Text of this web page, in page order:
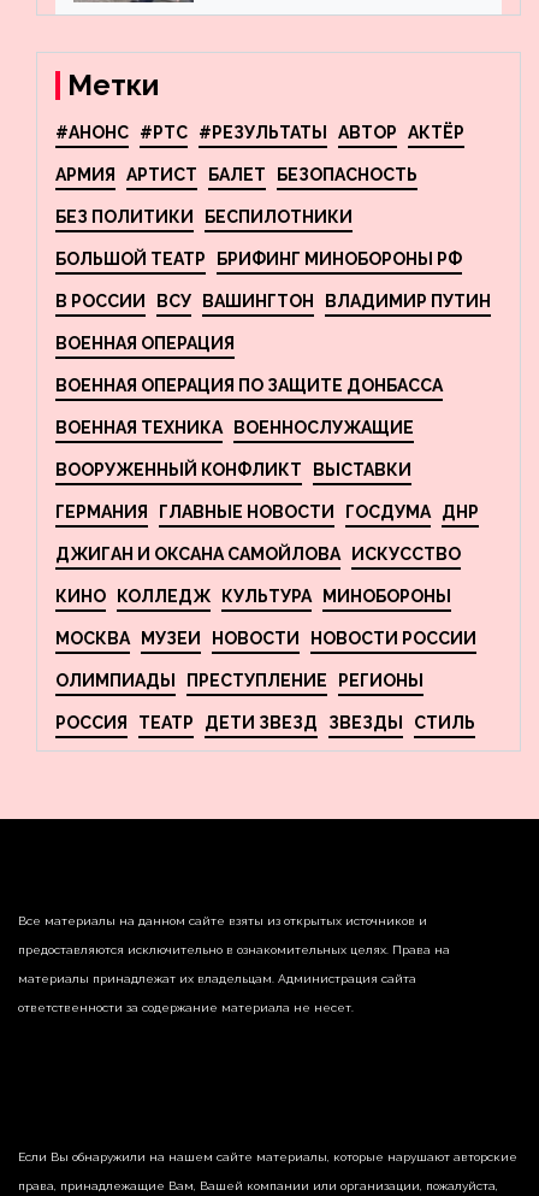
террористов, планировавших
Метки
#АНОНС #РТС #РЕЗУЛЬТАТЫ АВТОР АКТЁР
АРМИЯ АРТИСТ БАЛЕТ БЕЗОПАСНОСТЬ
БЕЗ ПОЛИТИКИ БЕСПИЛОТНИКИ
БОЛЬШОЙ ТЕАТР БРИФИНГ МИНОБОРОНЫ РФ
В РОССИИ ВСУ ВАШИНГТОН ВЛАДИМИР ПУТИН
ВОЕННАЯ ОПЕРАЦИЯ
ВОЕННАЯ ОПЕРАЦИЯ ПО ЗАЩИТЕ ДОНБАССА
ВОЕННАЯ ТЕХНИКА ВОЕННОСЛУЖАЩИЕ
ВООРУЖЕННЫЙ КОНФЛИКТ ВЫСТАВКИ
ГЕРМАНИЯ ГЛАВНЫЕ НОВОСТИ ГОСДУМА ДНР
ДЖИГАН И ОКСАНА САМОЙЛОВА ИСКУССТВО
КИНО КОЛЛЕДЖ КУЛЬТУРА МИНОБОРОНЫ
МОСКВА МУЗЕИ НОВОСТИ НОВОСТИ РОССИИ
ОЛИМПИАДЫ ПРЕСТУПЛЕНИЕ РЕГИОНЫ
РОССИЯ ТЕАТР ДЕТИ ЗВЕЗД ЗВЕЗДЫ СТИЛЬ
Все материалы на данном сайте взяты из открытых источников и
предоставляются исключительно в ознакомительных целях. Права на
материалы принадлежат их владельцам. Администрация сайта
ответственности за содержание материала не несет.
Если Вы обнаружили на нашем сайте материалы, которые нарушают авторские
права, принадлежащие Вам, Вашей компании или организации, пожалуйста,